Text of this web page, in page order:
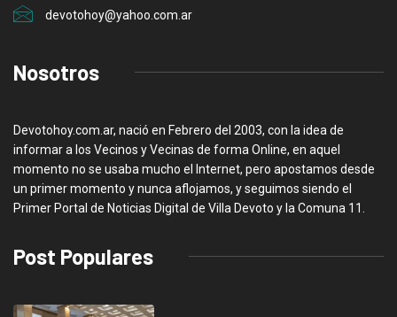
devotohoy@yahoo.com.ar
Nosotros
Devotohoy.com.ar, nació en Febrero del 2003, con la idea de
informar a los Vecinos y Vecinas de forma Online, en aquel
momento no se usaba mucho el Internet, pero apostamos desde
un primer momento y nunca aflojamos, y seguimos siendo el
Primer Portal de Noticias Digital de Villa Devoto y la Comuna 11.
Post Populares